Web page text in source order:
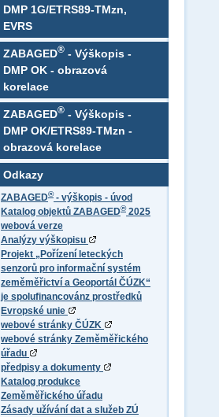
DMP 1G/ETRS89-TMzn,
EVRS
ZABAGED® - Výškopis -
DMP OK - obrazová
korelace
ZABAGED® - Výškopis -
DMP OK/ETRS89-TMzn -
obrazová korelace
Odkazy
ZABAGED®- výškopis - úvod
Katalog objektů ZABAGED®2025
webová verze
Analýzy výškopisu
Projekt „Pořízení leteckých
senzorů pro informační systém
zeměměřictví a Geoportál ČÚZK“
je spolufinancovánz prostředků
Evropské unie
webové stránky ČÚZK
webové stránky Zeměměřického
úřadu
předpisy a dokumenty
Katalog produkce
Zeměměřického úřadu
Zásady užívání dat a služeb ZÚ